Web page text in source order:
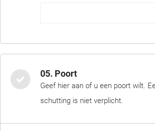
05. Poort
Geef hier aan of u een poort wilt.
schutting is niet verplicht.